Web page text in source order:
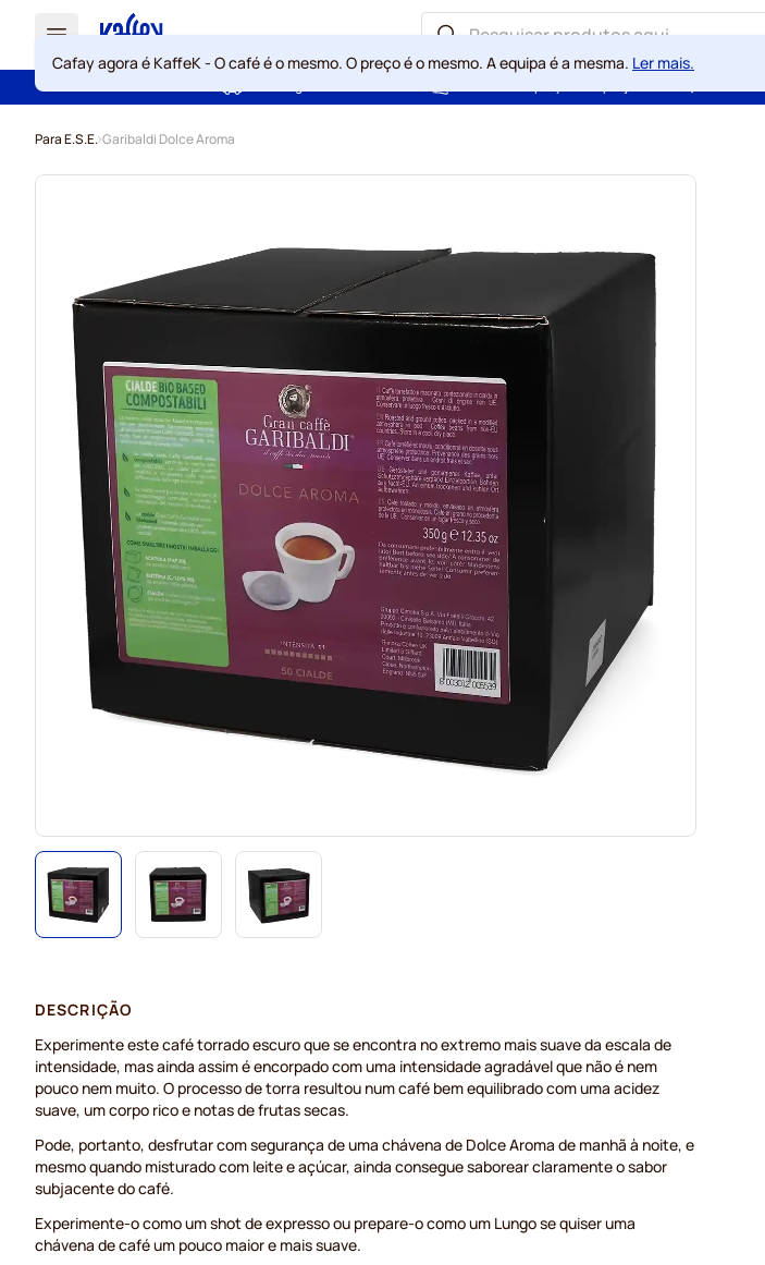
Cafay agora é KaffeK - O café é o mesmo. O preço é o mesmo. A equipa é a mesma. Ler mais.
Para E.S.E. Garibaldi Dolce Aroma
DESCRIÇÃO
Experimente este café torrado escuro que se encontra no extremo mais suave da escala de
intensidade, mas ainda assim é encorpado com uma intensidade agradável que não é nem
pouco nem muito. O processo de torra resultou num café bem equilibrado com uma acidez
suave, um corpo rico e notas de frutas secas.
Pode, portanto, desfrutar com segurança de uma chávena de Dolce Aroma de manhã à noite, e
mesmo quando misturado com leite e açúcar, ainda consegue saborear claramente o sabor
subjacente do café.
Experimente-o como um shot de expresso ou prepare-o como um Lungo se quiser uma
chávena de café um pouco maior e mais suave.